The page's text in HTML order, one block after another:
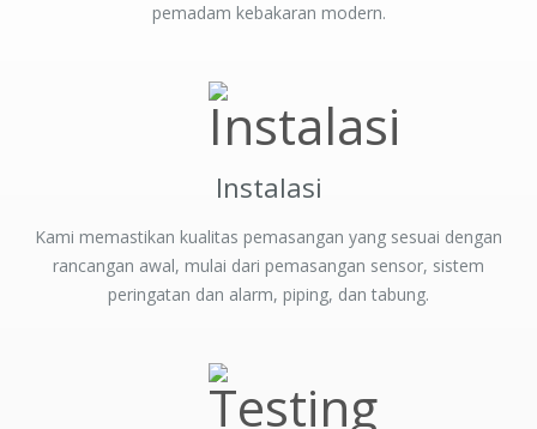
pemadam kebakaran modern.
Instalasi
Kami memastikan kualitas pemasangan yang sesuai dengan
rancangan awal, mulai dari pemasangan sensor, sistem
peringatan dan alarm, piping, dan tabung.